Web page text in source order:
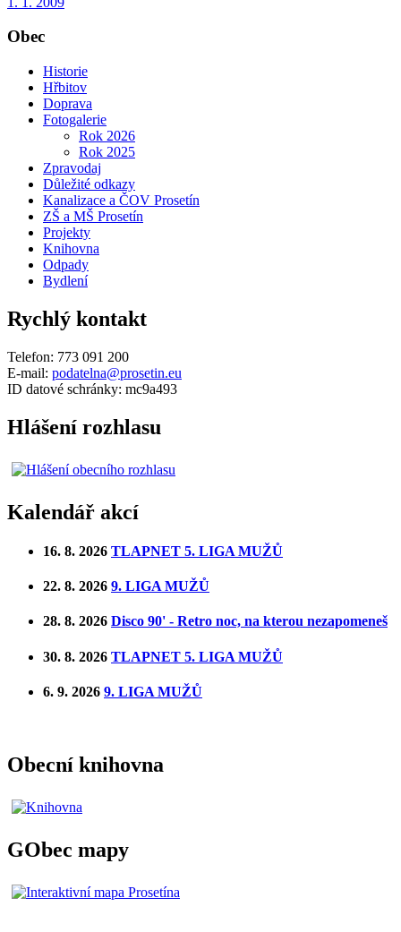
Obec
Historie
Hřbitov
Doprava
Fotogalerie
Rok 2026
Rok 2025
Zpravodaj
Důležité odkazy
Kanalizace a ČOV Prosetín
ZŠ a MŠ Prosetín
Projekty
Knihovna
Odpady
Bydlení
Rychlý kontakt
Telefon: 773 091 200
E-mail: podatelna@prosetin.eu
ID datové schránky: mc9a493
Hlášení rozhlasu
Kalendář akcí
16. 8. 2026 TLAPNET 5. LIGA MUŽŮ
22. 8. 2026 9. LIGA MUŽŮ
28. 8. 2026 Disco 90' - Retro noc, na kterou nezapomeneš
30. 8. 2026 TLAPNET 5. LIGA MUŽŮ
6. 9. 2026 9. LIGA MUŽŮ
Obecní knihovna
GObec mapy